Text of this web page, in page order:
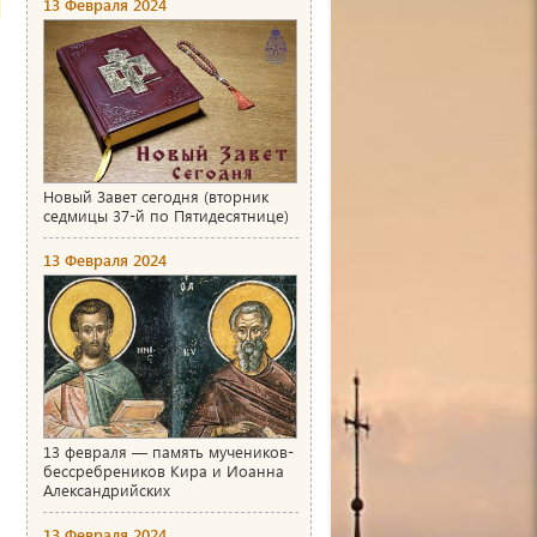
Новый Завет сегодня (вторник
седмицы 37-й по Пятидесятнице)
13 Февраля 2024
13 февраля — память мучеников-
бессребреников Кира и Иоанна
Александрийских